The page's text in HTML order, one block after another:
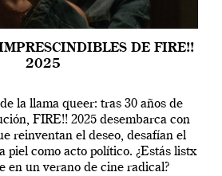
DE FIRE!!
2025
la llama queer: tras 30 años de
FIRE!! 2025 desembarca con
reinventan el deseo, desafían el
piel como acto político. ¿Estás listx
en un verano de cine radical?